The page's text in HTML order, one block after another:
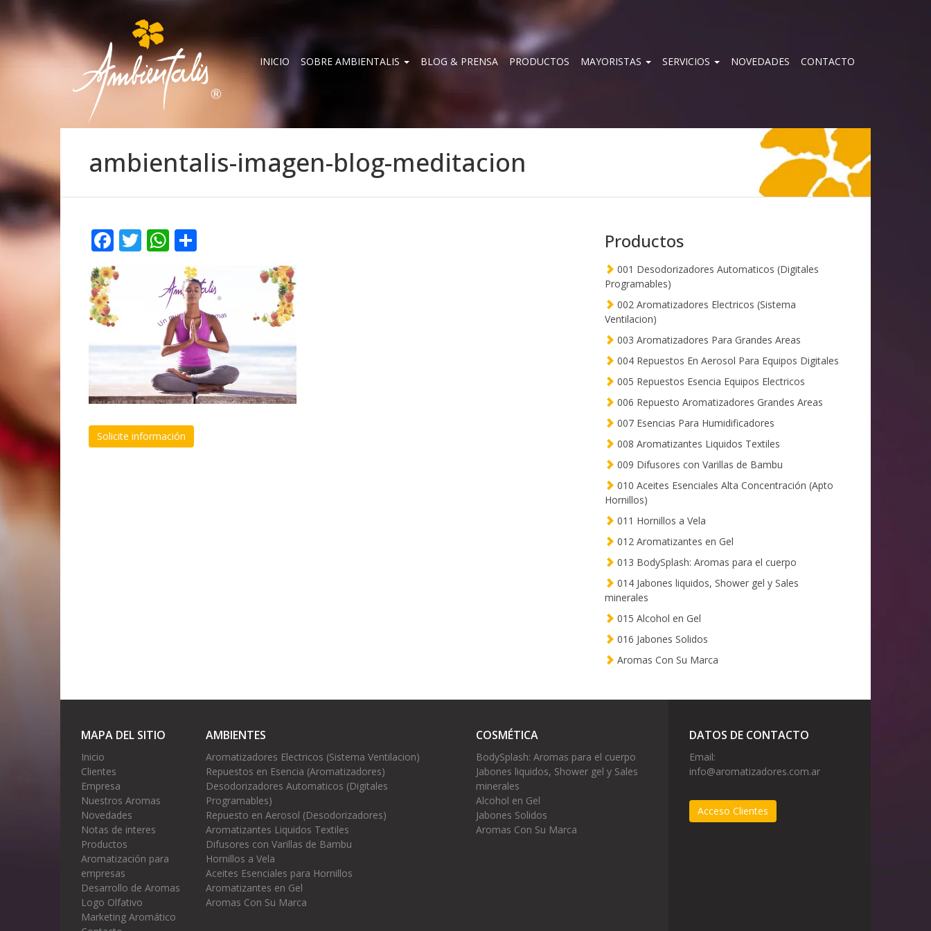
INICIO SOBRE AMBIENTALIS BLOG & PRENSA PRODUCTOS MAYORISTAS SERVICIOS NOVEDADES CONTACTO
ambientalis-imagen-blog-meditacion
Facebook
TwitterWhatsApp
Solicite información
Productos
001 Desodorizadores Automaticos (Digitales
Programables)
002 Aromatizadores Electricos (Sistema
Ventilacion)
003 Aromatizadores Para Grandes Areas
004 Repuestos En Aerosol Para Equipos Digitales
005 Repuestos Esencia Equipos Electricos
006 Repuesto Aromatizadores Grandes Areas
007 Esencias Para Humidificadores
008 Aromatizantes Liquidos Textiles
009 Difusores con Varillas de Bambu
010 Aceites Esenciales Alta Concentración (Apto
Hornillos)
011 Hornillos a Vela
012 Aromatizantes en Gel
013 BodySplash: Aromas para el cuerpo
014 Jabones liquidos, Shower gel y Sales
minerales
015 Alcohol en Gel
016 Jabones Solidos
Aromas Con Su Marca
MAPA DEL SITIO
Inicio
Clientes
Empresa
Nuestros Aromas
Novedades
Notas de interes
Productos
Aromatización para
empresas
Desarrollo de Aromas
Logo Olfativo
Marketing Aromático
AMBIENTES
Aromatizadores Electricos (Sistema Ventilacion)
Repuestos en Esencia (Aromatizadores)
Desodorizadores Automaticos (Digitales
Programables)
Repuesto en Aerosol (Desodorizadores)
Aromatizantes Liquidos Textiles
Difusores con Varillas de Bambu
Hornillos a Vela
Aceites Esenciales para Hornillos
Aromatizantes en Gel
Aromas Con Su Marca
COSMÉTICA
BodySplash: Aromas para el cuerpo
Jabones liquidos, Shower gel y Sales
minerales
Alcohol en Gel
Jabones Solidos
Aromas Con Su Marca
DATOS DE CONTACTO
Email:
info@aromatizadores.com.ar
Acceso Clientes